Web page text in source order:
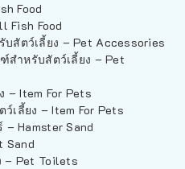
Food
Fish Food
สัตว์เลี้ยง – Pet Accessories
ำหรับสัตว์เลี้ยง – Pet
– Item For Pets
เลี้ยง – Item For Pets
– Hamster Sand
Sand
– Pet Toilets